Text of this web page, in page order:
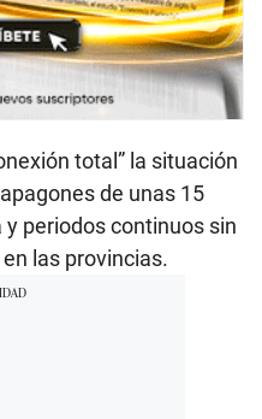
total” la situación
de unas 15
periodos continuos sin
las provincias.